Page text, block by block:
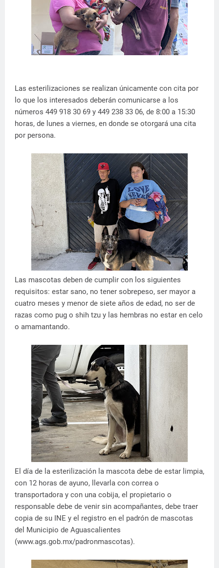
Las esterilizaciones se realizan únicamente con cita por
lo que los interesados deberán comunicarse a los
números 449 918 30 69 y 449 238 33 06, de 8:00 a 15:30
horas, de lunes a viernes, en donde se otorgará una cita
por persona.
Las mascotas deben de cumplir con los siguientes
requisitos: estar sano, no tener sobrepeso, ser mayor a
cuatro meses y menor de siete años de edad, no ser de
razas como pug o shih tzu y las hembras no estar en celo
o amamantando.
El día de la esterilización la mascota debe de estar limpia,
con 12 horas de ayuno, llevarla con correa o
transportadora y con una cobija, el propietario o
responsable debe de venir sin acompañantes, debe traer
copia de su INE y el registro en el padrón de mascotas
del Municipio de Aguascalientes
(www.ags.gob.mx/padronmascotas).